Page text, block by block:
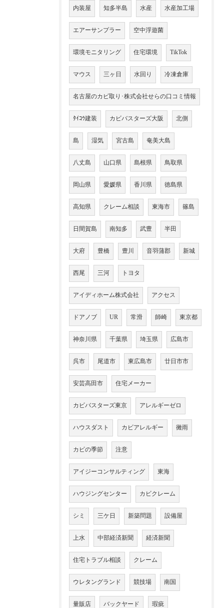
内装屋 知多半島 水産 水産加工場
エアーサンプラー 空中浮遊菌
環境モニタリング 住宅環境 TikTok
マウス 三ヶ日 水回り 冷凍倉庫
名古屋のカビ取り･株式会社せらの口コミ情報
ﾀｲｺｳ建装 カビバスターズ大阪 北側
島 湿気 宮古島 奄美大島
八丈島 山口県 島根県 鳥取県
岡山県 愛媛県 香川県 徳島県
高知県 クレーム相談 東海市 篠島
日間賀島 南知多 武豊 半田
大府 豊橋 豊川 音羽蒲郡 新城
西尾 三河 トヨタ
アイディホーム株式会社 アクセス
ドアノブ UR 常滑 師崎 東京都
神奈川県 千葉県 埼玉県 広島市
呉市 尾道市 東広島市 廿日市市
安芸高田市 住宅メーカー
カビバスターズ東京 アレルギーゼロ
ハウスダスト カビアレルギー 黴雨
カビの季節 注意
アイジーコンサルティング 東海
ハウジングセンター カビクレーム
シミ 三ケ日 新築問題 設備屋
上水 中部経済新聞 経済新聞
住宅トラブル相談 クレーム
ウレタングランド 競技場 南国
量販店 バックヤード 瑕疵